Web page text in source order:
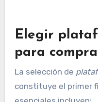
Elegir
para
La selección de
constituye el primer